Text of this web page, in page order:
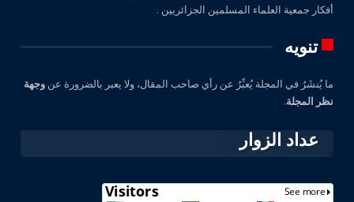
أفكار جمعية العلماء المسلمين الجزائريين .
تنويه
ما يُنشَرُ في المجلة يُعبِّرُ عن رأي صاحب المقال، ولا يعبر بالضرورة عن وجهة
نظر المجلة.
عداد الزوار